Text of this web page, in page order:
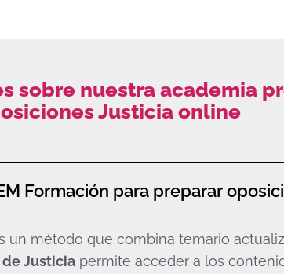
sobre nuestra academia
Justicia online
Formación para preparar
un método que combina temario
Justicia permite acceder a los